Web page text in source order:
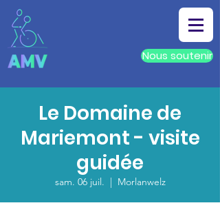
Nous soutenir
Le Domaine de
Mariemont - visite
guidée
sam. 06 juil.
  |
Morlanwelz